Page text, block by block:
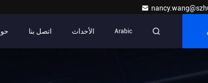
اتصل بنا الأحداث Arabic